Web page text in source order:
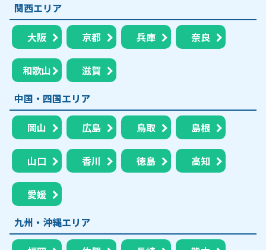
関西エリア
大阪 京都 兵庫 奈良
和歌山
滋賀
中国・四国エリア
岡山 広島 鳥取 島根
山口 香川 徳島 高知
愛媛
九州・沖縄エリア